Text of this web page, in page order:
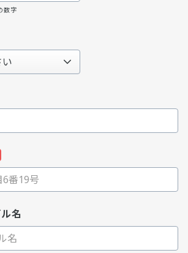
数字
名